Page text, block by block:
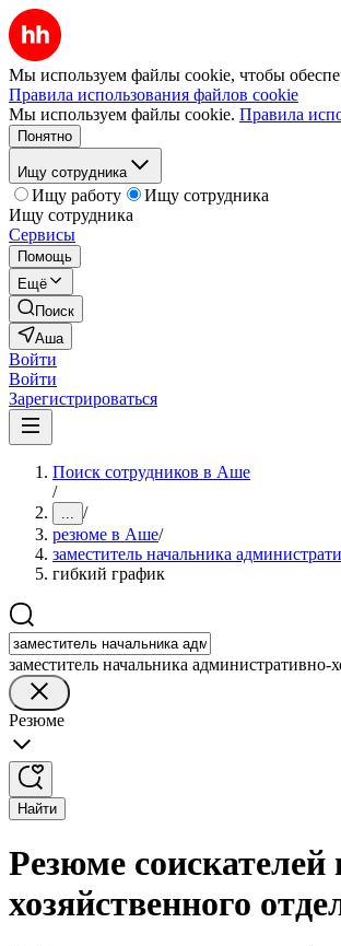
Мы используем файлы cookie, чтобы
Правила использования файлов cookie
Мы используем файлы cookie. Правила
Понятно
Ищу сотрудника
Ищу работу
Ищу сотрудника
Ищу сотрудника
Сервисы
Помощь
Ещё
Поиск
Аша
Войти
Войти
Зарегистрироваться
Поиск сотрудников в Аше
/
... /
резюме в Аше/
заместитель начальника
гибкий график
заместитель начальника административно-
Резюме
Найти
Резюме
хозяйственного